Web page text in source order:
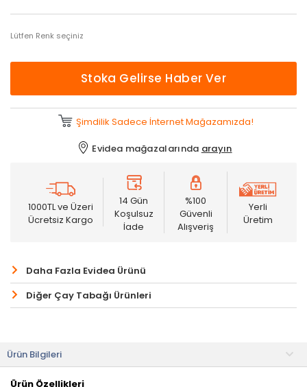
Lütfen Renk seçiniz
Stoka Gelirse Haber Ver
Şimdilik Sadece İnternet Mağazamızda!
Evidea mağazalarında arayın
1000TL ve Üzeri
Ücretsiz Kargo
14 Gün
Koşulsuz
İade
%100
Güvenli
Alışveriş
Yerli
Üretim
Daha Fazla Evidea Ürünü
Diğer Çay Tabağı Ürünleri
Ürün Bilgileri
Ürün Özellikleri